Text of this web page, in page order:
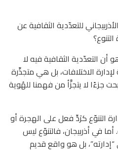
للتعدّدية الثقافية عن
أن التعدّدية الثقافية فيه لا
الاختلافات، بل هي متجذِّرة
جزءًا لا يتجزَّأ من فهمنا للهُوية
التنوّع كرَدِّ فعل على الهجرة أو
أما في أذربيجان، فالتنوّع ليس
بل هو واقع قديم